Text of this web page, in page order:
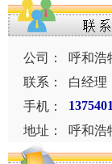
公司：
呼和浩
联系：
白经理
手机：
地址： 呼和浩